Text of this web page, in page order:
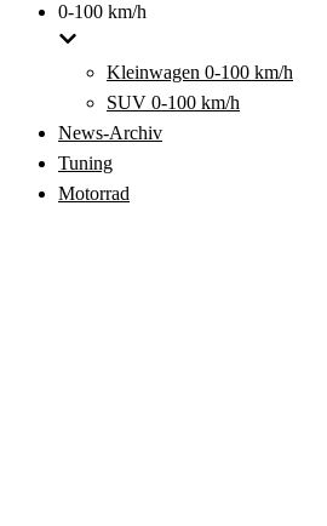
0-100 km/h
Kleinwagen 0-100 km/h
SUV 0-100 km/h
News-Archiv
Tuning
Motorrad